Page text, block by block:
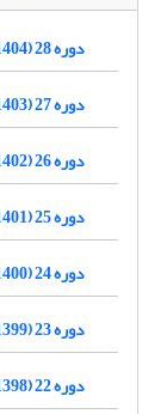
دوره 28 (1404)
دوره 27 (1403)
دوره 26 (1402)
دوره 25 (1401)
دوره 24 (1400)
دوره 23 (1399)
دوره 22 (1398)